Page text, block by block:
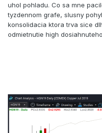
uhol pohladu. Co sa mne
tyzdennom grafe, slusny
konsolidacia ktora trva sice
odmietnutie high